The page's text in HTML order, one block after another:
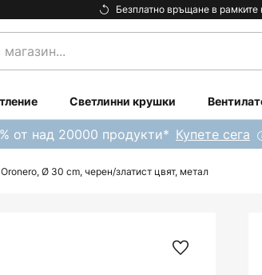
Безплатно връщане в рамките
Светлинни крушки
от над 20000 продукти* Купете сега
Ø 30 cm, черен/златист цвят, метал